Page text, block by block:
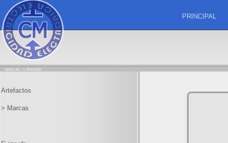
PRINCIPAL
estas en: -> Articulos
Artefactos
> Marcas